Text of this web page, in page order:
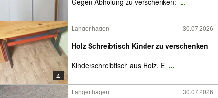
Gegen Abholung zu verschenken: ...
4
Langenhagen 30.07.2026
Holz Schreibtisch Kinder zu verschenken
Kinderschreibtisch aus Holz. E ...
Langenhagen 30.07.2026